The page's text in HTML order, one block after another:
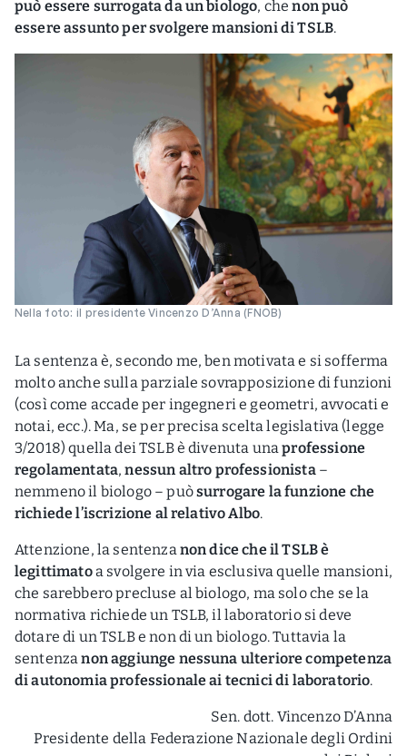
può essere surrogata da un biologo, chenon può
essere assunto per svolgere mansioni di TSLB.
Nella foto: il presidente Vincenzo D’Anna (FNOB)
La sentenza è, secondo me, ben motivata e si sofferma
molto anche sulla parziale sovrapposizione di funzioni
(così come accade per ingegneri e geometri, avvocati e
notai, ecc.). Ma, se per precisa scelta legislativa (legge
3/2018) quella dei TSLB è divenuta unaprofessione
regolamentata,nessun altro professionista–
nemmeno il biologo – puòsurrogare la funzione che
richiede l’iscrizione al relativo Albo.
Attenzione, la sentenzanon dice che il TSLB è
legittimatoa svolgere in via esclusiva quelle mansioni,
che sarebbero precluse al biologo, ma solo che se la
normativa richiede un TSLB, il laboratorio si deve
dotare di un TSLB e non di un biologo. Tuttavia la
sentenzanon aggiunge nessuna ulteriore competenza
di autonomia professionale ai tecnici di laboratorio.
Sen. dott. Vincenzo D’Anna
Presidente della Federazione Nazionale degli Ordini